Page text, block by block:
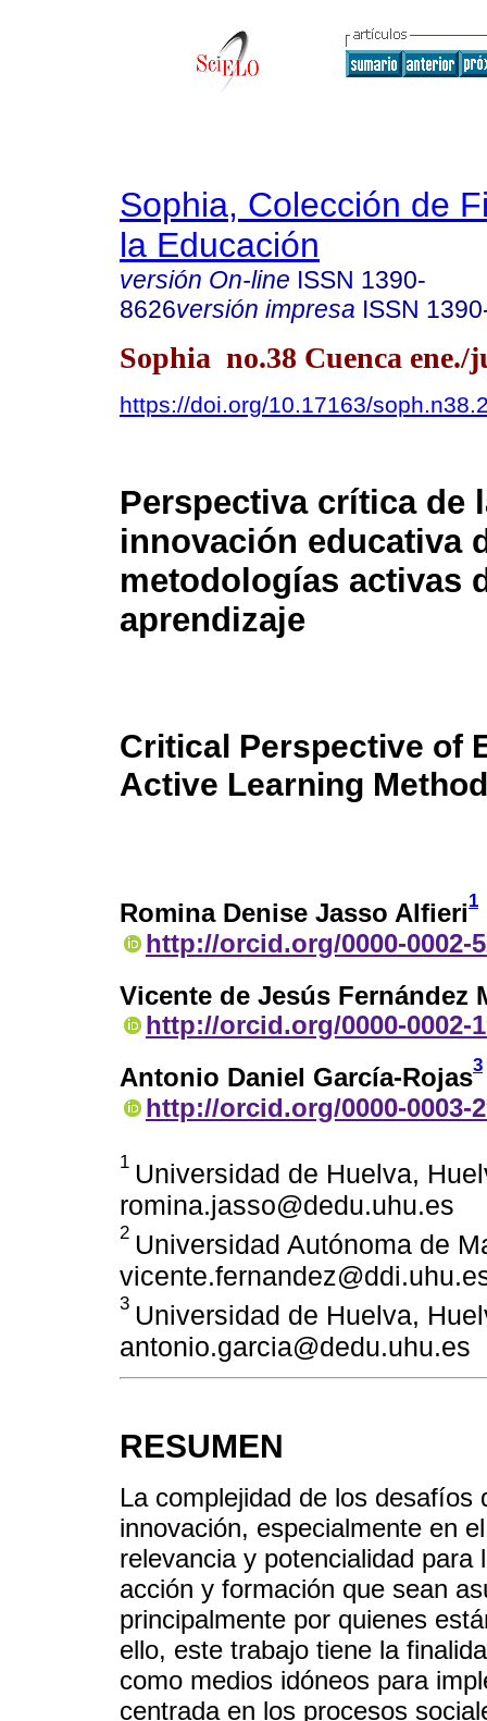
Sophia, Colección de
la Educación
versión On-line ISSN 1390-
8626versión impresa ISSN
Sophia no.38 Cuenca ene./
https://doi.org/10.17163/
Perspectiva crítica de
innovación educativa
metodologías activas
aprendizaje
Critical Perspective of
Active Learning
Romina Denise Jasso Alfieri1
http://orcid.org/0000-0002-
Vicente de Jesús Fernández
http://orcid.org/0000-0002-
Antonio Daniel García-Rojas3
http://orcid.org/0000-0003-
1 Universidad de Huelva,
romina.jasso@dedu.uhu.es
2 Universidad Autónoma de
3 Universidad de Huelva,
antonio.garcia@dedu.uhu.es
RESUMEN
La complejidad de los
innovación, especialmente en
relevancia y potencialidad
acción y formación que sean
principalmente por quienes
ello, este trabajo tiene la
como medios idóneos para
centrada en los procesos